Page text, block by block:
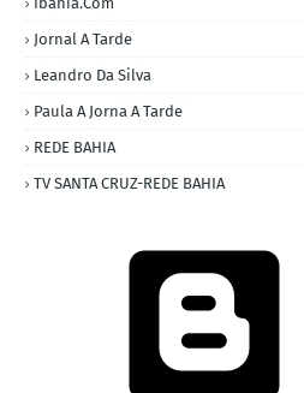
Jornal A Tarde
Leandro Da Silva
Paula A Jorna A Tarde
REDE BAHIA
TV SANTA CRUZ-REDE BAHIA